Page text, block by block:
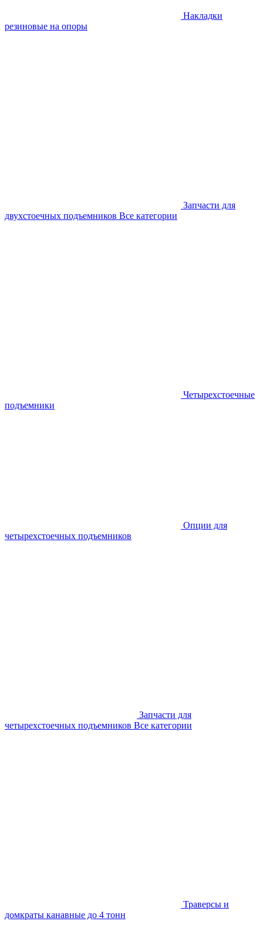
Накладки
резиновые на опоры
Запчасти для
двухстоечных подъемников Все категории
Четырехстоечные
подъемники
Опции для
четырехстоечных подъемников
Запчасти для
четырехстоечных подъемников Все категории
Траверсы и
домкраты канавные до 4 тонн